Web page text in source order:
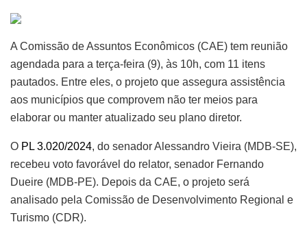
A Comissão de Assuntos Econômicos (CAE) tem reunião
agendada para a terça-feira (9), às 10h, com 11 itens
pautados. Entre eles, o projeto que assegura assistência
aos municípios que comprovem não ter meios para
elaborar ou manter atualizado seu plano diretor.
O PL 3.020/2024, do senador Alessandro Vieira (MDB-SE),
recebeu voto favorável do relator, senador Fernando
Dueire (MDB-PE). Depois da CAE, o projeto será
analisado pela Comissão de Desenvolvimento Regional e
Turismo (CDR).